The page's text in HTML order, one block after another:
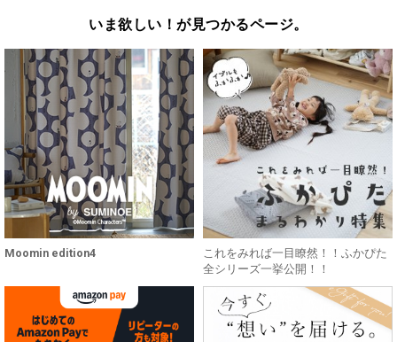
いま欲しい！が見つかるページ。
Moomin edition4
これをみれば一目瞭然！！ふかぴた
全シリーズ一挙公開！！